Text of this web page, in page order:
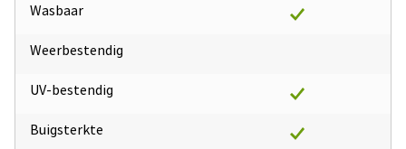
Wasbaar
Weerbestendig
UV-bestendig
Buigsterkte